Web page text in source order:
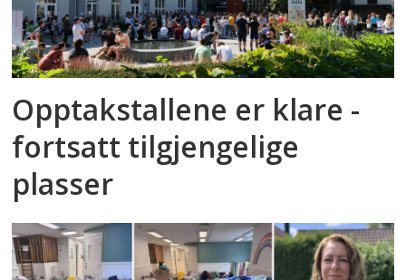
Opptakstallene er klare -
fortsatt tilgjengelige
plasser